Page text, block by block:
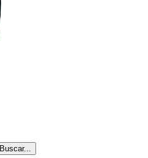
Buscar...